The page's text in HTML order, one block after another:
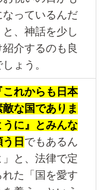
なっているんだ
と、神話を少し
紹介するのも良
ょう。
これからも日本
敵な国でありま
うに』とみんな
日 でもあるん
」と、法律で定
れた「国を愛す